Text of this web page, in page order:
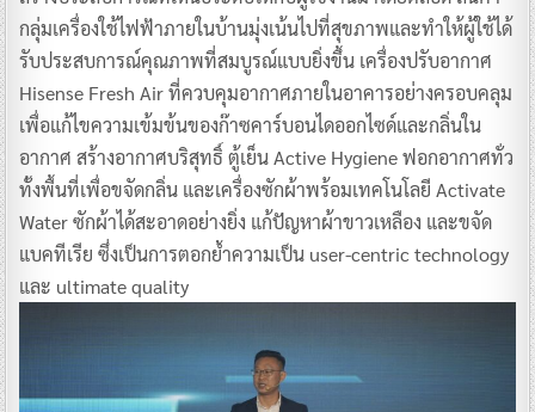
กลุ่มเครื่องใช้ไฟฟ้าภายในบ้านมุ่งเน้นไปที่สุขภาพและทำให้ผู้ใช้ได้
รับประสบการณ์คุณภาพที่สมบูรณ์แบบยิ่งขึ้น เครื่องปรับอากาศ
Hisense Fresh Air ที่ควบคุมอากาศภายในอาคารอย่างครอบคลุม
เพื่อแก้ไขความเข้มข้นของก๊าซคาร์บอนไดออกไซด์และกลิ่นใน
อากาศ สร้างอากาศบริสุทธิ์ ตู้เย็น Active Hygiene ฟอกอากาศทั่ว
ทั้งพื้นที่เพื่อขจัดกลิ่น และเครื่องซักผ้าพร้อมเทคโนโลยี Activate
Water ซักผ้าได้สะอาดอย่างยิ่ง แก้ปัญหาผ้าขาวเหลือง และขจัด
แบคทีเรีย ซึ่งเป็นการตอกย้ำความเป็น user-centric technology
และ ultimate quality